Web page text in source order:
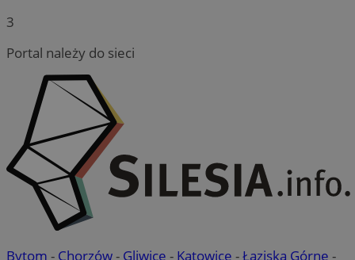
3
Portal należy do sieci
Bytom - Chorzów- Gliwice - Katowice -Łaziska Górne -